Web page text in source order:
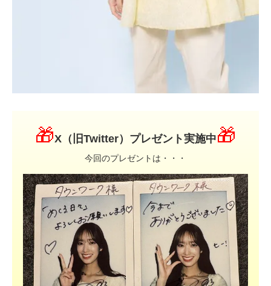
🎁X（旧Twitter）プレゼント実施中🎁
今回のプレゼントは・・・